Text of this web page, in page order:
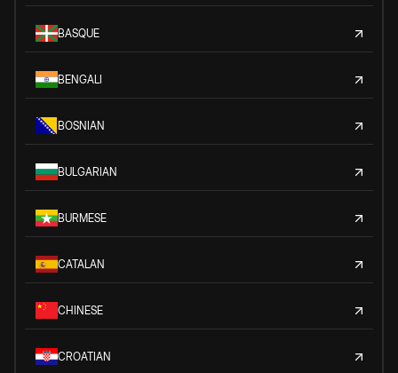
BASQUE
BENGALI
BOSNIAN
BULGARIAN
BURMESE
CATALAN
CHINESE
CROATIAN